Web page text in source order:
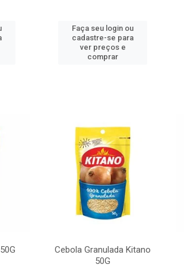
Faça seu login ou
cadastre-se para
ver preços e
comprar
Cebola Granulada Kitano
50G